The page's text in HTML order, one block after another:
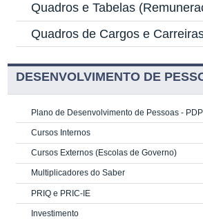
Quadros e Tabelas
Quadros de Cargos e
DESENVOLVIMENTO DE
Plano de Desenvolvimento de Pessoas - PDP
Cursos Internos
Cursos Externos (Escolas de Governo)
Multiplicadores do Saber
PRIQ e PRIC-IE
Investimento